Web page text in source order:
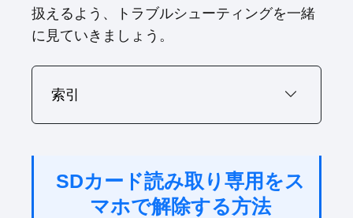
扱えるよう、トラブルシューティングを一緒
に見ていきましょう。
索引
SDカード読み取り専用をス
マホで解除する方法